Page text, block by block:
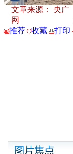
文章来源： 央广
网
推荐| 收藏| 打印|